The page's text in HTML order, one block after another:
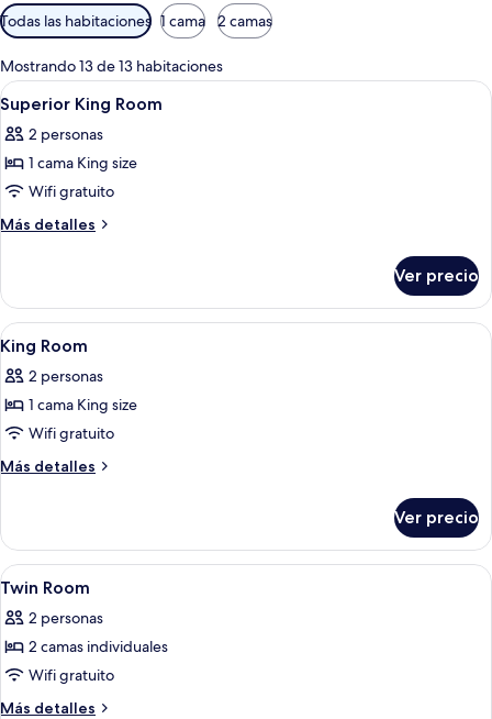
Filtros
disponibles
para
las
habitaciones
Todas las habitaciones 1 cama 2 camas
Mostrando 13 de 13 habitaciones
Abrir
todas
las
fotos
de
Superior
Una habitación de hotel con cama,
5
Superior King Room
2 personas
1 cama King size
Wifi gratuito
Más detalles
Más
King
Room
Ver precio
Abrir
todas
las
fotos
de
King
Habitación de hotel con una cama
7
King Room
2 personas
1 cama King size
Wifi gratuito
Más detalles
Más
Room
Ver precio
Abrir
todas
las
fotos
de
Twin
Ropa de cama de alta calidad y
13
Twin Room
2 personas
2 camas individuales
Wifi gratuito
Más detalles
Más